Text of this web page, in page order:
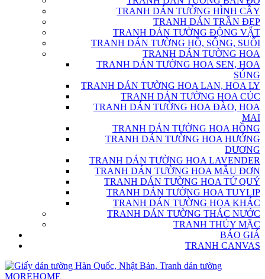
TRANH DÁN TƯỜNG HÌNH CÂY
TRANH DÁN TRẦN ĐẸP
TRANH DÁN TƯỜNG ĐỘNG VẬT
TRANH DÁN TƯỜNG HỒ, SÔNG, SUỐI
TRANH DÁN TƯỜNG HOA
TRANH DÁN TƯỜNG HOA SEN, HOA
SÚNG
TRANH DÁN TƯỜNG HOA LAN, HOA LY
TRANH DÁN TƯỜNG HOA CÚC
TRANH DÁN TƯỜNG HOA ĐÀO, HOA
MAI
TRANH DÁN TƯỜNG HOA HỒNG
TRANH DÁN TƯỜNG HOA HƯỚNG
DƯƠNG
TRANH DÁN TƯỜNG HOA LAVENDER
TRANH DÁN TƯỜNG HOA MẪU ĐƠN
TRANH DÁN TƯỜNG HOA TỨ QUÝ
TRANH DÁN TƯỜNG HOA TUYLIP
TRANH DÁN TƯỜNG HOA KHÁC
TRANH DÁN TƯỜNG THÁC NƯỚC
TRANH THỦY MẶC
BÁO GIÁ
TRANH CANVAS